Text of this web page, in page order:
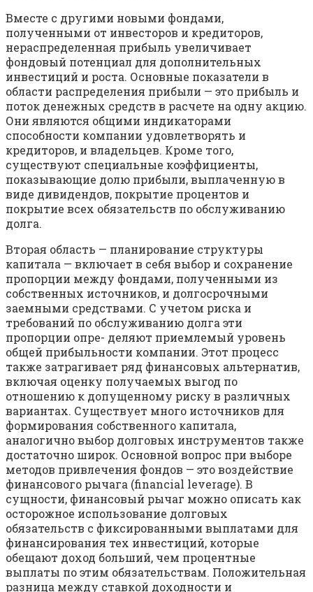
Вместе с другими новыми фондами,
полученными от инвесторов и кредиторов,
нераспределенная прибыль увеличивает
фондовый потенциал для дополнительных
инвестиций и роста. Основные показатели в
области распределения прибыли — это прибыль и
поток денежных средств в расчете на одну акцию.
Они являются общими индикаторами
способности компании удовлетворять и
кредиторов, и владельцев. Кроме того,
существуют специальные коэффициенты,
показывающие долю прибыли, выплаченную в
виде дивидендов, покрытие процентов и
покрытие всех обязательств по обслуживанию
долга.
Вторая область — планирование структуры
капитала — включает в себя выбор и сохранение
пропорции между фондами, полученными из
собственных источников, и долгосрочными
заемными средствами. С учетом риска и
требований по обслуживанию долга эти
пропорции опре- деляют приемлемый уровень
общей прибыльности компании. Этот процесс
также затрагивает ряд финансовых альтернатив,
включая оценку получаемых выгод по
отношению к допущенному риску в различных
вариантах. Существует много источников для
формирования собственного капитала,
аналогично выбор долговых инструментов также
достаточно широк. Основной вопрос при выборе
методов привлечения фондов — это воздействие
финансового рычага (financial leverage). В
сущности, финансовый рычаг можно описать как
осторожное использование долговых
обязательств с фиксированными выплатами для
финансирования тех инвестиций, которые
обещают доход больший, чем процентные
выплаты по этим обязательствам. Положительная
разница между ставкой доходности и